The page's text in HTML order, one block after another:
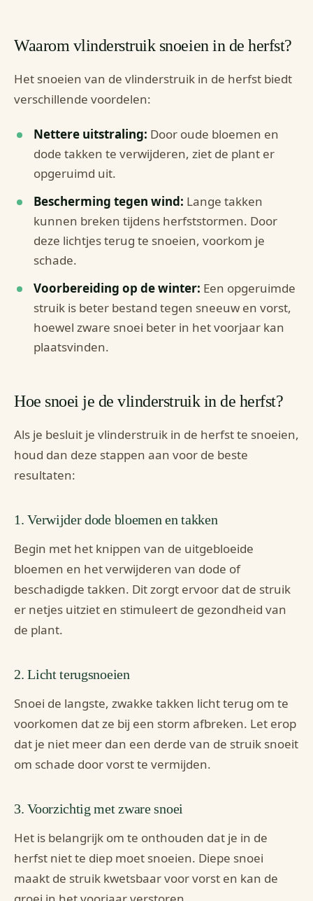
Waarom vlinderstruik snoeien in de herfst?
Het snoeien van de vlinderstruik in de herfst biedt
verschillende voordelen:
Nettere uitstraling: Door oude bloemen en
dode takken te verwijderen, ziet de plant er
opgeruimd uit.
Bescherming tegen wind: Lange takken
kunnen breken tijdens herfststormen. Door
deze lichtjes terug te snoeien, voorkom je
schade.
Voorbereiding op de winter: Een opgeruimde
struik is beter bestand tegen sneeuw en vorst,
hoewel zware snoei beter in het voorjaar kan
plaatsvinden.
Hoe snoei je de vlinderstruik in de herfst?
Als je besluit je vlinderstruik in de herfst te snoeien,
houd dan deze stappen aan voor de beste
resultaten:
1. Verwijder dode bloemen en takken
Begin met het knippen van de uitgebloeide
bloemen en het verwijderen van dode of
beschadigde takken. Dit zorgt ervoor dat de struik
er netjes uitziet en stimuleert de gezondheid van
de plant.
2. Licht terugsnoeien
Snoei de langste, zwakke takken licht terug om te
voorkomen dat ze bij een storm afbreken. Let erop
dat je niet meer dan een derde van de struik snoeit
om schade door vorst te vermijden.
3. Voorzichtig met zware snoei
Het is belangrijk om te onthouden dat je in de
herfst niet te diep moet snoeien. Diepe snoei
maakt de struik kwetsbaar voor vorst en kan de